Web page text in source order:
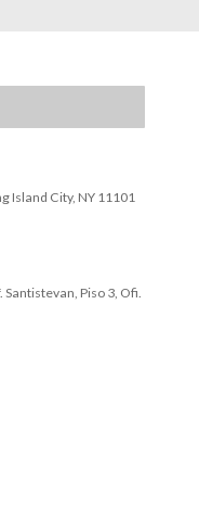
Island City, NY 11101
Piso 3, Ofi.